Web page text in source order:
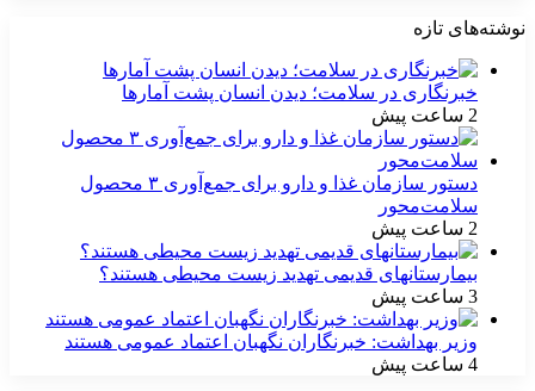
نوشته‌های تازه
خبرنگاری در سلامت؛ دیدن انسان پشت آمارها
2 ساعت پیش
دستور سازمان غذا و دارو برای جمع‌آوری ۳ محصول
سلامت‌محور
2 ساعت پیش
بیمارستانهای قدیمی تهدید زیست محیطی هستند؟
3 ساعت پیش
وزیر بهداشت: خبرنگاران نگهبان اعتماد عمومی هستند
4 ساعت پیش